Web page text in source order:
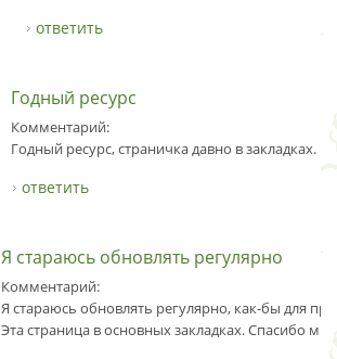
ответить
Годный ресурс
Комментарий:
Годный ресурс, страничка давно в закладках.
ответить
Я стараюсь обновлять регулярно
Комментарий:
Я стараюсь обновлять регулярно, как-бы для
Эта страница в основных закладках. Спасибо